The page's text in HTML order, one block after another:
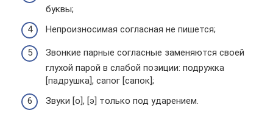
буквы;
Непроизносимая согласная не пишется;
Звонкие парные согласные заменяются своей
глухой парой в слабой позиции: подружка
[падрушка], сапог [сапок];
Звуки [о], [э] только под ударением.